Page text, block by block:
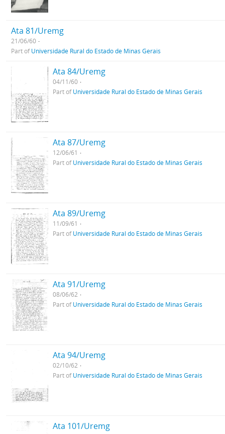
Ata 81/Uremg
21/06/60
Part ofUniversidade Rural do Estado de Minas Gerais
Ata 84/Uremg
04/11/60
Part ofUniversidade Rural do Estado de Minas Gerais
Ata 87/Uremg
12/06/61
Part ofUniversidade Rural do Estado de Minas Gerais
Ata 89/Uremg
11/09/61
Part ofUniversidade Rural do Estado de Minas Gerais
Ata 91/Uremg
08/06/62
Part ofUniversidade Rural do Estado de Minas Gerais
Ata 94/Uremg
02/10/62
Part ofUniversidade Rural do Estado de Minas Gerais
Ata 101/Uremg